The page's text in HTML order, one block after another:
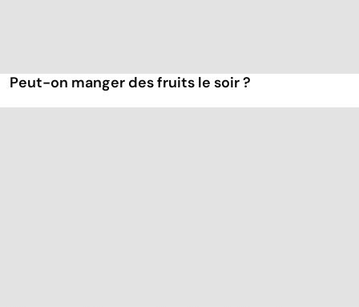
Peut-on manger des fruits le soir ?